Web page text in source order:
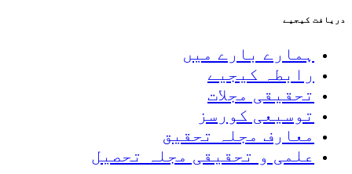
دریافت کیجیے
ہمارے بارے میں
رابطہ کیجیے
تحقیقی مجلات
توسیعی کورسز
معارف مجلہ تحقیق
علمی و تحقیقی مجلہ تحصیل